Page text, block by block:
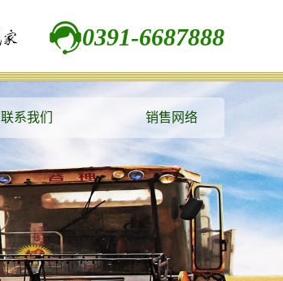
0391-6687888
联系我们 销售网络